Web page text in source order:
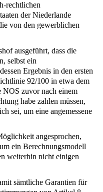
rechtlichen
der Niederlande
von den gewerblichen
ausgeführt, dass die
selbst ein
Ergebnis in den ersten
92/100 in etwa dem
NOS zuvor nach einem
habe zahlen müssen,
sei, um eine angemessene
angesprochen,
ein Berechnungsmodell
weiterhin nicht einigen
sämtliche Garantien für